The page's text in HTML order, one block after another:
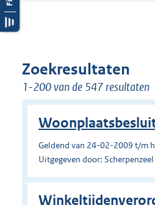
Zoekresultaten
1-200 van de 547 resultaten
Geldend van 24-02-2009 t/m
Uitgegeven door: Scherpenzeel